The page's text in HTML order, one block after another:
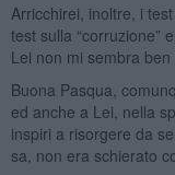
Arricchirei, inoltre, i
test sulla “corruzione”
Lei non mi sembra ben
Buona Pasqua,
ed anche a Lei, nella
inspiri a risorgere da
sa, non era schierato